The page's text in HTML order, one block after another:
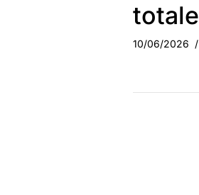
totale
10/06/2026